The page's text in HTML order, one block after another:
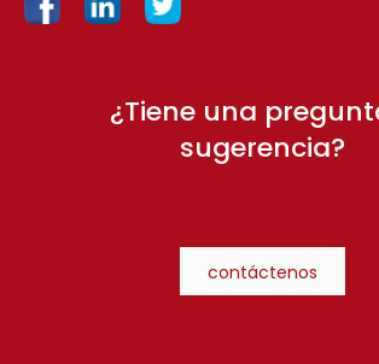
¿Tiene una
sugerencia?
contáctenos